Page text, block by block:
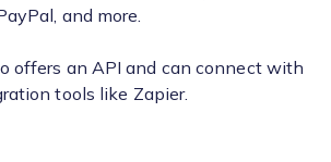
and more.
offers an API and can connect with
tools like Zapier.